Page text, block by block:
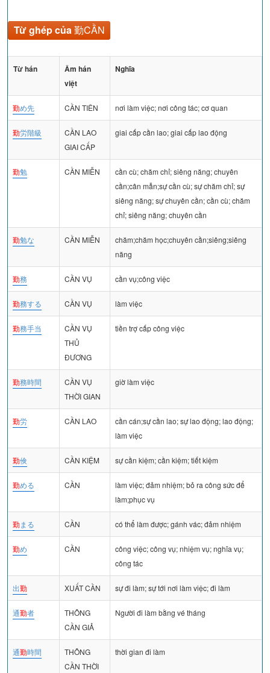
Từ ghép của勤CẦN
Từ hán
Âm hán
việt
Nghĩa
勤め先 CẦN TIÊN nơi làm việc; nơi công tác; cơ quan
勤労階級
CẦN LAO
GIAI CẤP
giai cấp cần lao; giai cấp lao động
勤勉 CẦN MIỄN
cần cù; chăm chỉ; siêng năng; chuyên
cần;cân mẫn;sự cần cù; sự chăm chỉ; sự
siêng năng; sự chuyên cần; cần cù; chăm
chỉ; siêng năng; chuyên cần
勤勉な CẦN MIỄN
chăm;chăm học;chuyên cần;siêng;siêng
năng
勤務 CẦN VỤ cần vụ;công việc
勤務する CẦN VỤ làm việc
勤務手当
CẦN VỤ
THỦ
ĐƯƠNG
tiền trợ cấp công việc
勤務時間
CẦN VỤ
THỜI GIAN
giờ làm việc
勤労 CẦN LAO
cần cán;sự cần lao; sự lao động; lao động;
làm việc
勤倹 CẦN KIỆM sự cần kiệm; cần kiệm; tiết kiệm
勤める CẦN
làm việc; đảm nhiệm; bỏ ra công sức để
làm;phục vụ
勤まる CẦN có thể làm được; gánh vác; đảm nhiệm
勤め CẦN
công việc; công vụ; nhiệm vụ; nghĩa vụ;
công tác
出勤 XUẤT CẦN sự đi làm; sự tới nơi làm việc; đi làm
通勤者
THÔNG
CẦN GIẢ
Người đi làm bằng vé tháng
通勤時間
THÔNG
CẦN THỜI
thời gian đi làm